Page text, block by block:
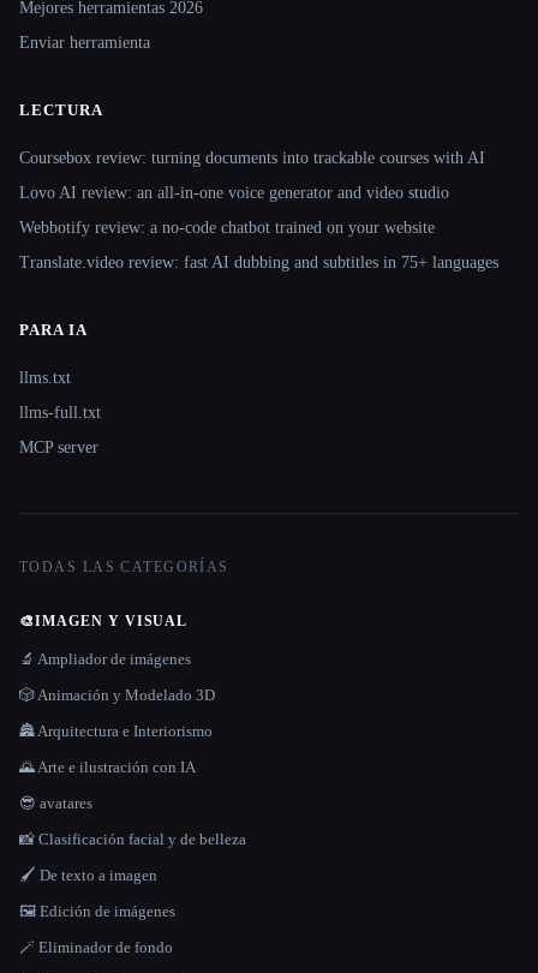
Mejores herramientas 2026
Enviar herramienta
LECTURA
Coursebox review: turning documents into trackable courses with AI
Lovo AI review: an all-in-one voice generator and video studio
Webbotify review: a no-code chatbot trained on your website
Translate.video review: fast AI dubbing and subtitles in 75+ languages
PARA IA
llms.txt
llms-full.txt
MCP server
TODAS LAS CATEGORÍAS
🎨IMAGEN Y VISUAL
🔬 Ampliador de imágenes
🎲 Animación y Modelado 3D
🏯 Arquitectura e Interiorismo
🌄 Arte e ilustración con IA
😎 avatares
📸 Clasificación facial y de belleza
🖌️ De texto a imagen
🖼️ Edición de imágenes
🪄 Eliminador de fondo